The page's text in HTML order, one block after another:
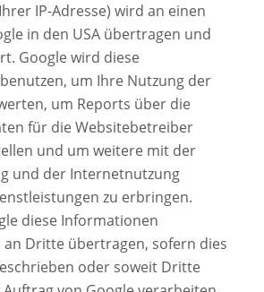
IP-Adresse) wird an einen
in den USA übertragen und
Google wird diese
um Ihre Nutzung der
um Reports über die
für die Websitebetreiber
und um weitere mit der
und der Internetnutzung
zu erbringen.
diese Informationen
an Dritte übertragen, sofern dies
oder soweit Dritte